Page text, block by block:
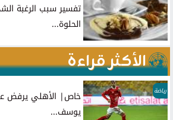
تفسير سبب الرغبة
الحلوة...
الأكثر قراءة
رياضة
خاص| الأهلي يرفض
يوسف...